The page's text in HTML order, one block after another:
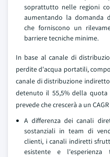
soprattutto nelle regioni
aumentando la domanda
che forniscono un
barriere tecniche minime.
In base al canale di
perdite d'acqua portatili,
canale di distribuzione
detenuto il 55,5% della
prevede che crescerà a un
A differenza dei canali
sostanziali in team di
clienti, i canali indiretti
esistente e